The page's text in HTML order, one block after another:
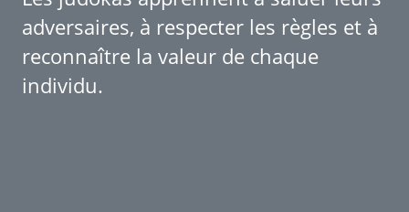
adversaires, à respecter les règles et à
reconnaître la valeur de chaque
individu.